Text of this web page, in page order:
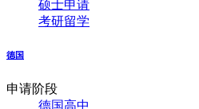
硕士申请
考研留学
德国
申请阶段
德国高中